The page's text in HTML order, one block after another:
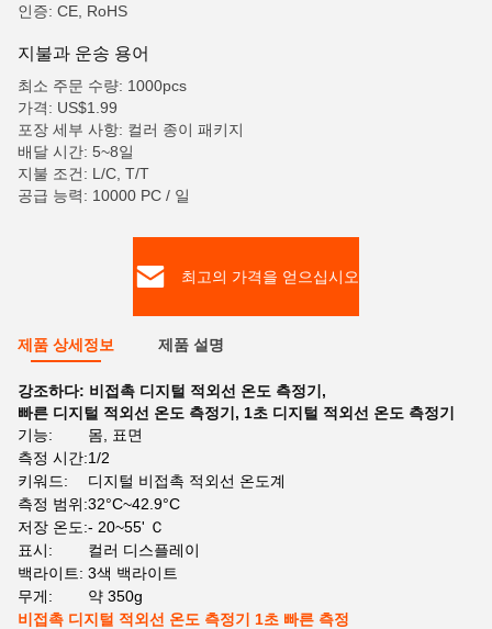
인증: CE, RoHS
지불과 운송 용어
최소 주문 수량: 1000pcs
가격: US$1.99
포장 세부 사항: 컬러 종이 패키지
배달 시간: 5~8일
지불 조건: L/C, T/T
공급 능력: 10000 PC / 일
최고의 가격을 얻으십시오
제품 상세정보 제품 설명
강조하다: 비접촉 디지털 적외선 온도 측정기 ,
빠른 디지털 적외선 온도 측정기 , 1초 디지털 적외선 온도 측정기
기능:
몸, 표면
측정 시간:1/2
키워드:
디지털 비접촉 적외선 온도계
측정 범위:32°C~42.9°C
저장 온도:- 20~55' Ｃ
표시:
컬러 디스플레이
백라이트: 3색 백라이트
무게:
약 350g
비접촉 디지털 적외선 온도 측정기 1초 빠른 측정